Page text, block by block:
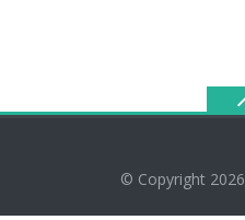
© Copyright 2026